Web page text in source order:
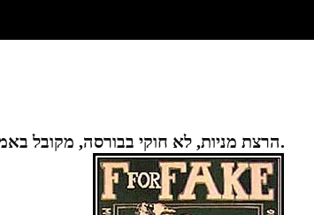
"הרצת מניות, לא חוקי בבורסה, מקובל באמנות". הקלטה מהרצאה בנושא,בבית אבא חושי.